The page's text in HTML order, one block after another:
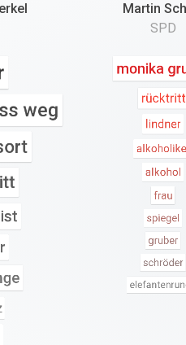
Martin
SPD
weg
monika
rücktritt
lindner
alkohol
frau
gruber
spiegel
schröder